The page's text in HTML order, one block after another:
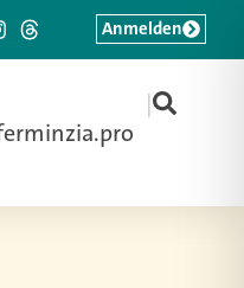
|
Anmelden